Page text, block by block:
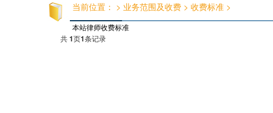
当前位置： > 业务范围及收费 > 收费标准 >
本站律师收费标准
共1页1条记录